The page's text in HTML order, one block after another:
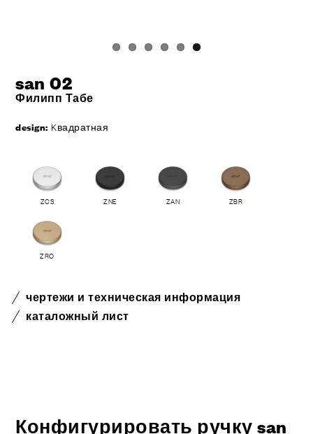
san 02
Филипп Табе
design: Kвадратная
ZCS ZNE ZAN ZBR
ZRO
чертежи и техническая информация
каталожный лист
Конфигурировать ручку san